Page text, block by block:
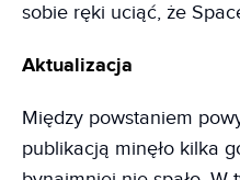
sobie ręki uciąć, że
Aktualizacja
Między powstaniem
publikacją minęło kilka